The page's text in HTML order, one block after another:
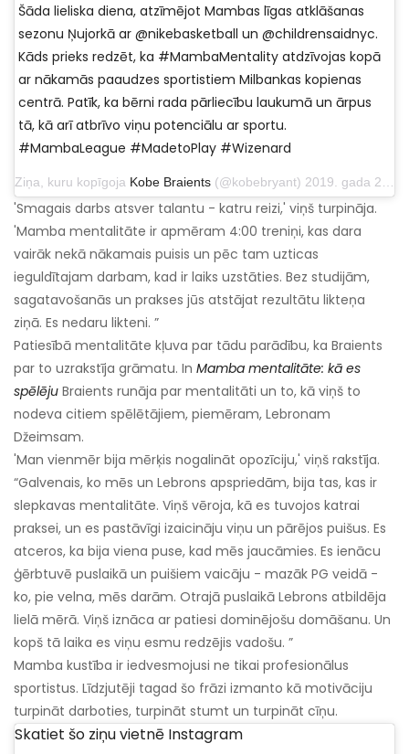
Šāda lieliska diena, atzīmējot Mambas līgas atklāšanas
sezonu Ņujorkā ar @nikebasketball un @childrensaidnyc.
Kāds prieks redzēt, ka #MambaMentality atdzīvojas kopā
ar nākamās paaudzes sportistiem Milbankas kopienas
centrā. Patīk, ka bērni rada pārliecību laukumā un ārpus
tā, kā arī atbrīvo viņu potenciālu ar sportu.
#MambaLeague #MadetoPlay #Wizenard
Ziņa, kuru kopīgoja Kobe Braients (@kobebryant) 2019. gada 21. martā plkst. 16:23 PDT
'Smagais darbs atsver talantu - katru reizi,' viņš turpināja.
'Mamba mentalitāte ir apmēram 4:00 treniņi, kas dara
vairāk nekā nākamais puisis un pēc tam uzticas
ieguldītajam darbam, kad ir laiks uzstāties. Bez studijām,
sagatavošanās un prakses jūs atstājat rezultātu likteņa
ziņā. Es nedaru likteni. ”
Patiesībā mentalitāte kļuva par tādu parādību, ka Braients
par to uzrakstīja grāmatu. In Mamba mentalitāte: kā es
spēlēju Braients runāja par mentalitāti un to, kā viņš to
nodeva citiem spēlētājiem, piemēram, Lebronam
Džeimsam.
'Man vienmēr bija mērķis nogalināt opozīciju,' viņš rakstīja.
“Galvenais, ko mēs un Lebrons apspriedām, bija tas, kas ir
slepkavas mentalitāte. Viņš vēroja, kā es tuvojos katrai
praksei, un es pastāvīgi izaicināju viņu un pārējos puišus. Es
atceros, ka bija viena puse, kad mēs jaucāmies. Es ienācu
ģērbtuvē puslaikā un puišiem vaicāju - mazāk PG veidā -
ko, pie velna, mēs darām. Otrajā puslaikā Lebrons atbildēja
lielā mērā. Viņš iznāca ar patiesi dominējošu domāšanu. Un
kopš tā laika es viņu esmu redzējis vadošu. ”
Mamba kustība ir iedvesmojusi ne tikai profesionālus
sportistus. Līdzjutēji tagad šo frāzi izmanto kā motivāciju
turpināt darboties, turpināt stumt un turpināt cīņu.
Skatiet šo ziņu vietnē Instagram